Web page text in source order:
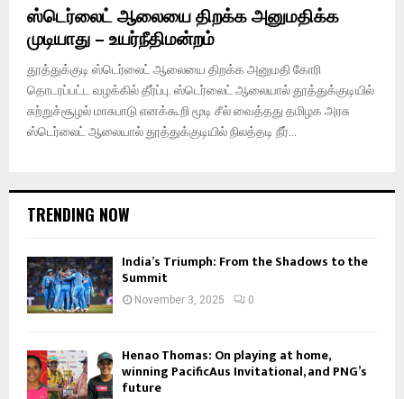
ஸ்டெர்லைட் ஆலையை திறக்க அனுமதிக்க
முடியாது – உயர்நீதிமன்றம்
தூத்துக்குடி ஸ்டெர்லைட் ஆலையை திறக்க அனுமதி கோரி
தொடரப்பட்ட வழக்கில் தீர்ப்பு. ஸ்டெர்லைட் ஆலையால் தூத்துக்குடியில்
சுற்றுச்சூழல் மாசுபாடு எனக்கூறி மூடி சீல் வைத்தது தமிழக அரசு
ஸ்டெர்லைட் ஆலையால் தூத்துக்குடியில் நிலத்தடி நீர்...
TRENDING NOW
India’s Triumph: From the Shadows to the
Summit
November 3, 2025 0
Henao Thomas: On playing at home,
winning PacificAus Invitational, and PNG’s
future